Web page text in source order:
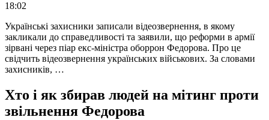
18:02
Українські захисники записали відеозвернення, в якому
закликали до справедливості та заявили, що реформи в армії
зірвані через піар екс-міністра оборрон Федорова. Про це
свідчить відеозвернення українських військових. За словами
захисників, …
Хто і як збирав людей на мітинг проти
звільнення Федорова